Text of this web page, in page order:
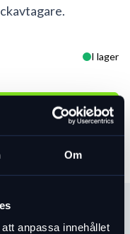
Om
anpassa innehållet
I lager